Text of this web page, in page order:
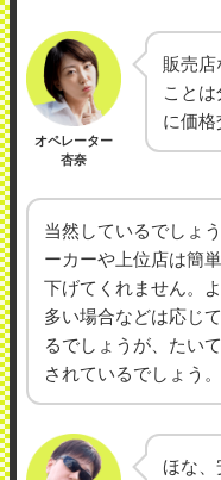
オペレーター
杏奈
販売
こと
に価格
当然しているでしょ
ーカーや上位店は簡
下げてくれません。
多い場合などは応じ
るでしょうが、たい
されているでしょう。
ほな、